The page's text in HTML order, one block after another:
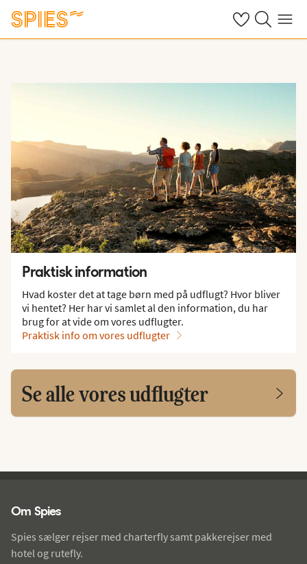
Se dine gemte
Søg påMenu
Praktisk information
Hvad koster det at tage børn med på udflugt? Hvor bliver
vi hentet? Her har vi samlet al den information, du har
brug for at vide om vores udflugter.
Praktisk info om vores udflugter
Se alle vores udflugter
Om Spies
Spies sælger rejser med charterfly samt pakkerejser med
hotel og rutefly.